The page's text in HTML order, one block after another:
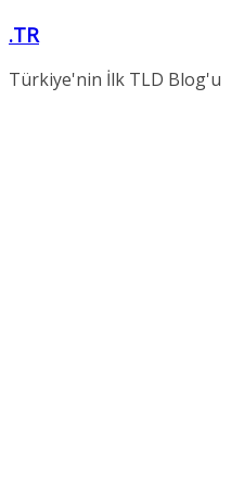
Skip
content
.TR
Türkiye'nin İlk TLD Blog'u